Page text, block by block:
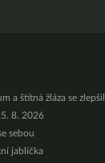
a štítná žláza se
8. 2026
sebou
jablíčka